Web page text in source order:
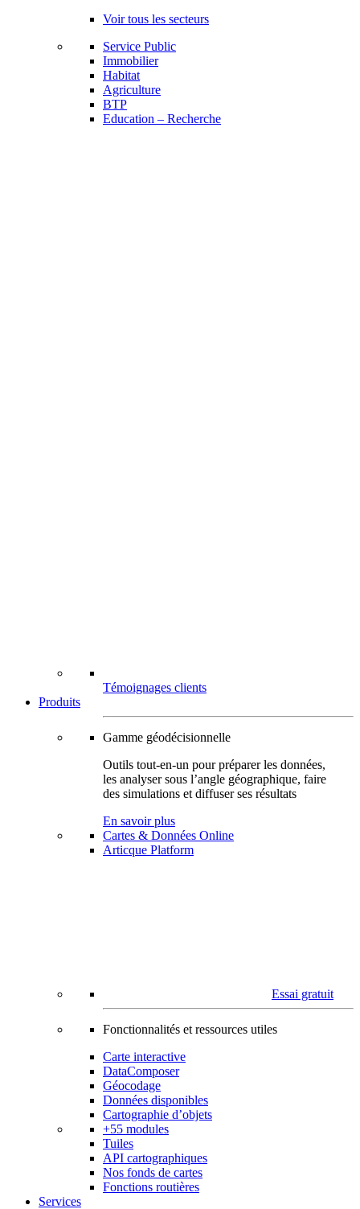
Voir tous les secteurs
Service Public
Immobilier
Habitat
Agriculture
BTP
Education – Recherche
Témoignages clients
Produits
Gamme géodécisionnelle
Outils tout-en-un pour préparer les données,
les analyser sous l’angle géographique, faire
des simulations et diffuser ses résultats
En savoir plus
Cartes & Données Online
Articque Platform
Essai gratuit
Fonctionnalités et ressources utiles
Carte interactive
DataComposer
Géocodage
Données disponibles
Cartographie d’objets
+55 modules
Tuiles
API cartographiques
Nos fonds de cartes
Fonctions routières
Services